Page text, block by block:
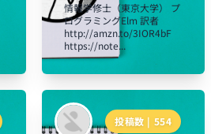
情報学修士（東京大学） プ
ログラミングElm 訳者
http://amzn.to/3IOR4bF
https://note...
投稿数 | 554